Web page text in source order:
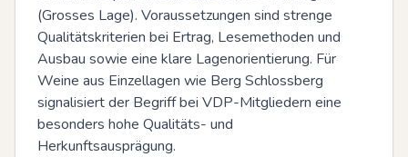
(Grosses Lage). Voraussetzungen sind strenge
Qualitätskriterien bei Ertrag, Lesemethoden und
Ausbau sowie eine klare Lagenorientierung. Für
Weine aus Einzellagen wie Berg Schlossberg
signalisiert der Begriff bei VDP-Mitgliedern eine
besonders hohe Qualitäts- und
Herkunftsausprägung.